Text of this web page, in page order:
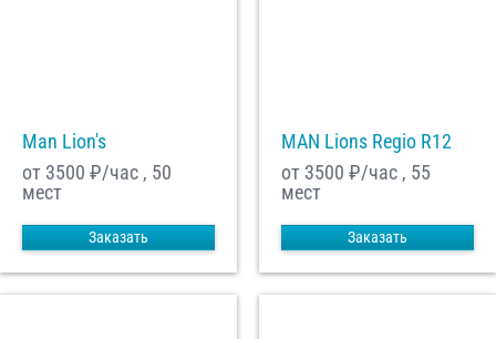
Man Lion's
от 3500 ₽/час , 50
мест
Заказать
MAN Lions Regio R12
от 3500 ₽/час , 55
мест
Заказать
Отправить заказ